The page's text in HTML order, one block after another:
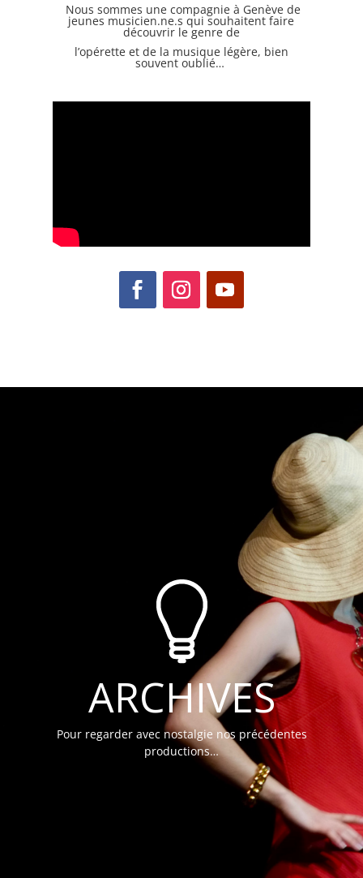
Nous sommes une compagnie à Genève de
jeunes musicien.ne.s qui souhaitent faire
découvrir le genre de
l’opérette et de la musique légère, bien
souvent oublié…
ARCHIVES
Pour regarder avec nostalgie nos précédentes
productions…